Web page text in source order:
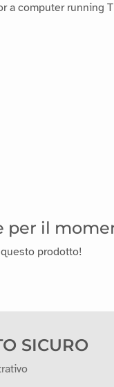
a computer running
per il
prodotto!
SICURO